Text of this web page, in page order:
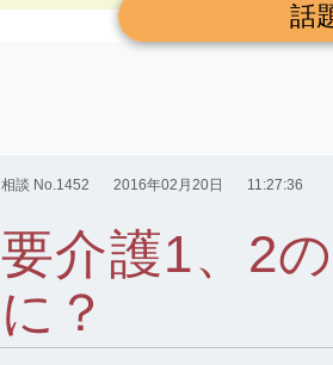
話
相談 No.1452 2016年02月20日 11:27:36
要介護1、2
に？